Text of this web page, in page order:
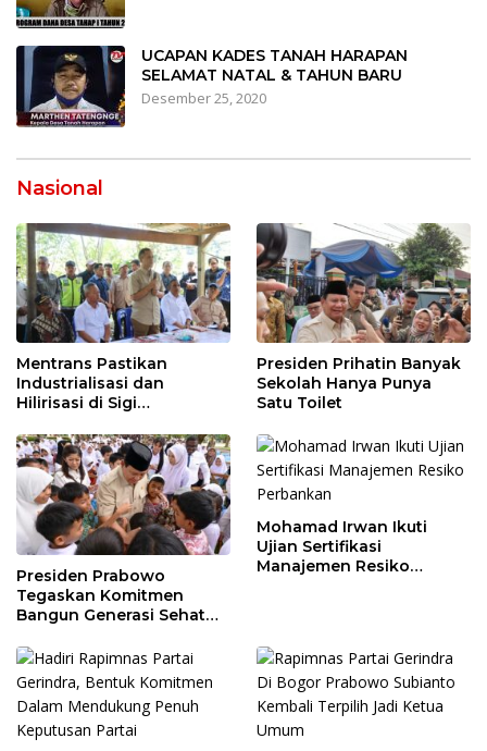
UCAPAN KADES TANAH HARAPAN
SELAMAT NATAL & TAHUN BARU
Desember 25, 2020
Nasional
Mentrans Pastikan
Industrialisasi dan
Hilirisasi di Sigi
Perekonomian Daerah
Presiden Prihatin Banyak
Sekolah Hanya Punya
Satu Toilet
Presiden Prabowo
Tegaskan Komitmen
Bangun Generasi Sehat
Mohamad Irwan Ikuti
Ujian Sertifikasi
Manajemen Resiko